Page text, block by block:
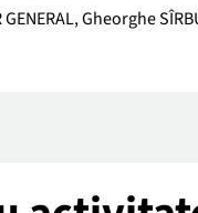
GENERAL, Gheorghe